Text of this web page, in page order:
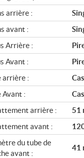
arrière :
avant :
Arrière :
Avant :
arrière :
Avant :
arrière :
51
avant :
du tube de
avant :
41